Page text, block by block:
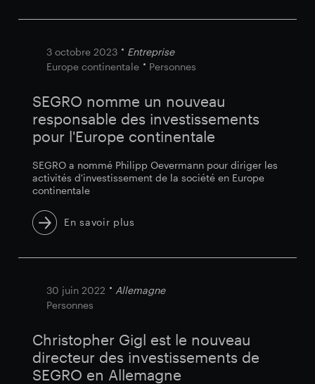
3 octobre 2023
Entreprise
Europe continentale
Personnes
SEGRO nomme un nouveau
responsable des investissements
pour l'Europe continentale
SEGRO a nommé Philipp Oevermann pour diriger les
activités d'investissement de la société en Europe
continentale
En savoir plus
30 juin 2022
Allemagne
Personnes
Christopher Gigl est le nouveau
directeur des investissements de
SEGRO en Allemagne